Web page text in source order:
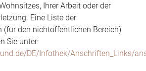
Ihrer Arbeit oder der
Eine Liste der
(für den nichtöffentlichen Bereich)
Sie unter:
DE/Infothek/Anschriften_Links/